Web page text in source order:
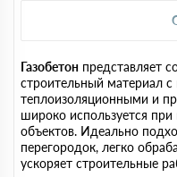
Газобетон представляет
строительный материал
теплоизоляционными и
широко используется
объектов. Идеально
перегородок, легко
ускоряет строительные